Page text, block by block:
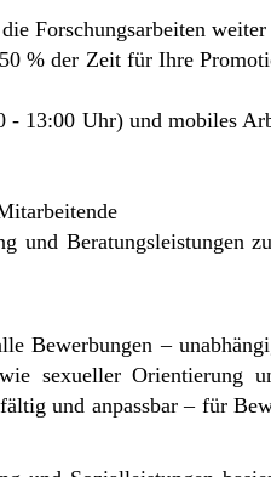
Forschungsarbeiten
% der Zeit für Ihre
13:00 Uhr) und mobiles
und Beratungsleistungen
Bewerbungen –
sexueller Orientierung
und anpassbar – für